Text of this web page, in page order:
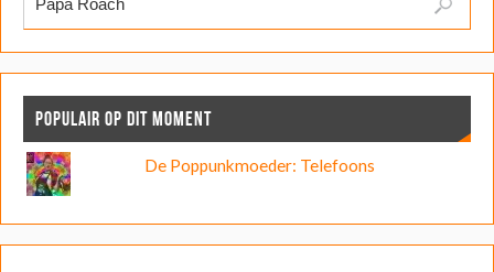
POPULAIR OP DIT MOMENT
De Poppunkmoeder: Telefoons